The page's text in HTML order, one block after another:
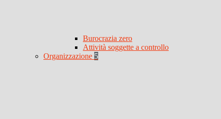
Burocrazia zero
Attività soggette a controllo
Organizzazione 5